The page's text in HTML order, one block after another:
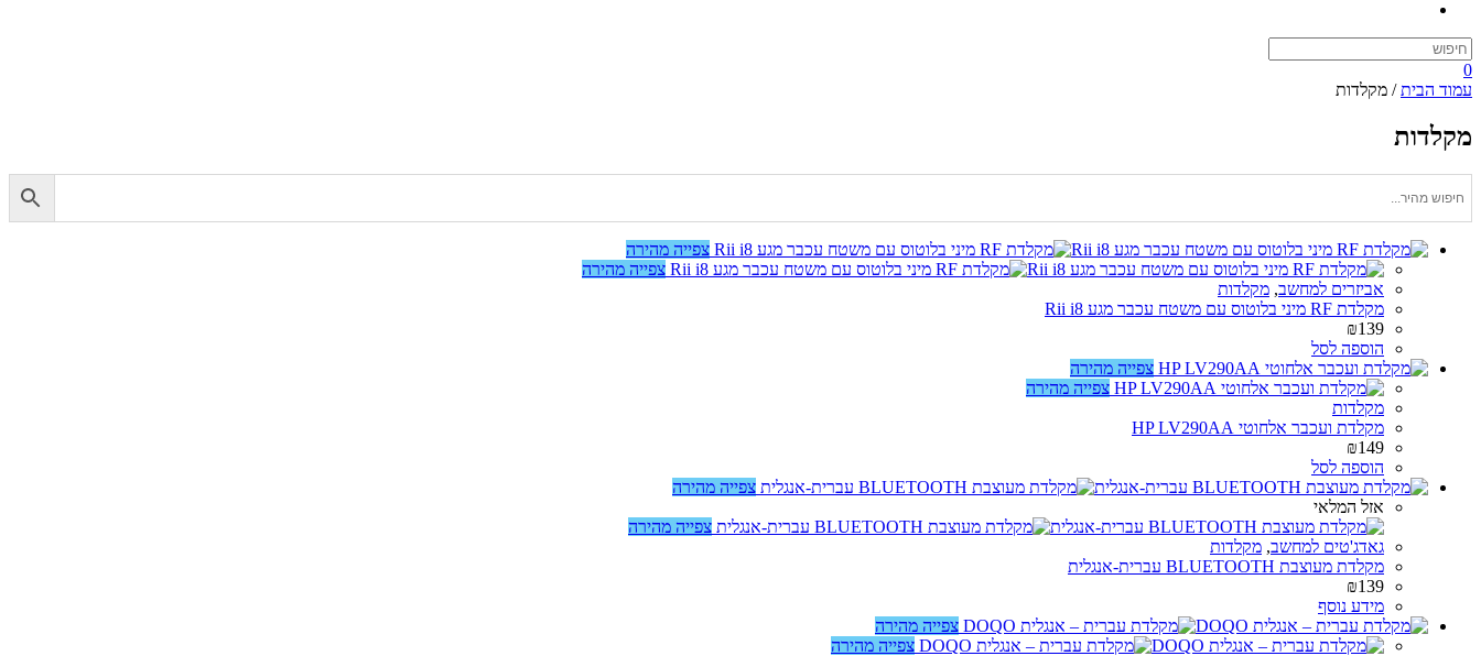
Search
for:
0
עמוד הבית/ מקלדות
מקלדות
צפייה מהירה
צפייה מהירה
אביזרים למחשב, מקלדות
מקלדת RF מיני בלוטוס עם משטח עכבר מגע Rii i8
₪139
הוספה לסל
צפייה מהירה
צפייה מהירה
מקלדות
מקלדת ועכבר אלחוטי HP LV290AA
₪149
הוספה לסל
צפייה מהירה
אזל המלאי
צפייה מהירה
גאדג'טים למחשב, מקלדות
מקלדת מעוצבת BLUETOOTH עברית-אנגלית
₪139
מידע נוסף
צפייה מהירה
צפייה מהירה